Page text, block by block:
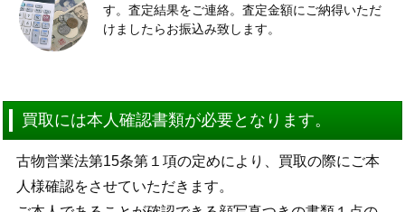
す。査定結果をご連絡。査定金額にご納得いただ
けましたらお振込み致します。
買取には本人確認書類が必要となります。
古物営業法第15条第１項の定めにより、買取の際にご本
人様確認をさせていただきます。